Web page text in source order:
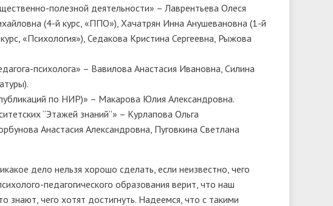
полезной деятельности» – Лаврентьева Олеся
(4-й курс, «ППО»), Хачатрян Инна Анушевановна (1-й
«Психология»), Седакова Кристина Сергеевна, Рыжова
психолога» – Вавилова Анастасия Ивановна, Силина
по НИР)» – Макарова Юлия Александровна.
“Этажей знаний”» – Курлапова Ольга
Анастасия Александровна, Пуговкина Светлана
дело нельзя хорошо сделать, если неизвестно, чего
педагогического образования верит, что наш
чего хотят достигнуть. Надеемся, что с такими